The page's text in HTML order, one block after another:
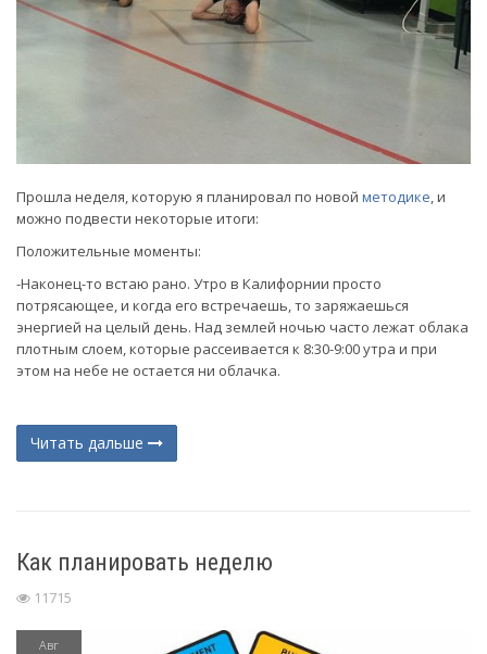
Прошла неделя, которую я планировал по новой методике, и
можно подвести некоторые итоги:
Положительные моменты:
-Наконец-то встаю рано. Утро в Калифорнии просто
потрясающее, и когда его встречаешь, то заряжаешься
энергией на целый день. Над землей ночью часто лежат облака
плотным слоем, которые рассеивается к 8:30-9:00 утра и при
этом на небе не остается ни облачка.
Читать дальше
Как планировать неделю
11715
Авг